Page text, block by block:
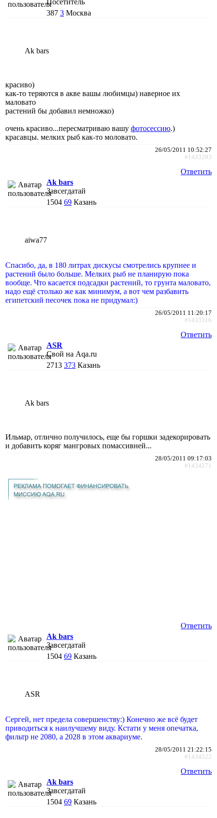
387 3 Москва
Ak bars
красиво)
как-то теряются в акве вашы любимцы) наверное их
маловато
растений бы добавил немножко)
очень красиво...пересматриваю вашу фотосессию.)
красавцы. мелких рыб как-то моловато.
26/05/2011 10:52:27
#1433293
Ответить
Ak bars
Завсегдатай
1504 69 Казань
aiwa77
Спасибо, да, в 180 литрах дискусы смотрелись крупнее и
растений было больше. Мелких рыб не планирую пока
вообще. Что касается подсадки растений, то грунта маловато,
надо ещё столько же как минимум, а вот чем разбавить
египетский песочек пока не придумал:)
26/05/2011 11:20:17
#1433316
Ответить
ASR
Свой на Aqa.ru
2713 373 Казань
Ak bars
Ильмар, отлично получилось, еще бы горшки задекорировать
и добавить коряг мангровых помассивней...
28/05/2011 09:17:03
#1434271
Ответить
Ak bars
Завсегдатай
1504 69 Казань
ASR
Сергей, нет предела совершенству:) Конечно же всё будет
приводиться к наилучшему виду. Кстати у меня опечатка,
фильтр не 2080, а 2028 в этом аквариуме.
28/05/2011 21:22:15
#1434522
Ответить
Ak bars
Завсегдатай
1504 69 Казань